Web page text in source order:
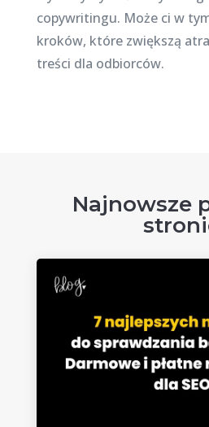
copywritingu. Może ci w
kroków, które zwiększą
treści dla odbiorców.
Najnowsze